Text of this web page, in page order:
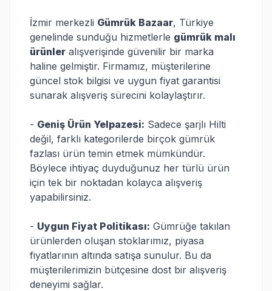
İzmir merkezli Gümrük Bazaar, Türkiye
genelinde sunduğu hizmetlerle gümrük malı
ürünler alışverişinde güvenilir bir marka
haline gelmiştir. Firmamız, müşterilerine
güncel stok bilgisi ve uygun fiyat garantisi
sunarak alışveriş sürecini kolaylaştırır.
- Geniş Ürün Yelpazesi: Sadece şarjlı Hilti
değil, farklı kategorilerde birçok gümrük
fazlası ürün temin etmek mümkündür.
Böylece ihtiyaç duyduğunuz her türlü ürün
için tek bir noktadan kolayca alışveriş
yapabilirsiniz.
- Uygun Fiyat Politikası: Gümrüğe takılan
ürünlerden oluşan stoklarımız, piyasa
fiyatlarının altında satışa sunulur. Bu da
müşterilerimizin bütçesine dost bir alışveriş
deneyimi sağlar.